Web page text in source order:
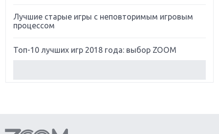
Лучшие старые игры с неповторимым игровым
процессом
Топ-10 лучших игр 2018 года: выбор ZOOM